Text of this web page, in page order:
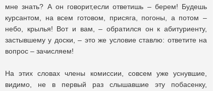
мне знать? А он говорит,если ответишь – берем! Будешь
курсантом, на всем готовом, присяга, погоны, а потом –
небо, крылья! Вот и вам, – обратился он к абитуриенту,
застывшему у доски, – это же условие ставлю: ответите на
вопрос – зачисляем!
На этих словах члены комиссии, совсем уже уснувшие,
видимо, не в первый раз слышавшие эту побасенку,